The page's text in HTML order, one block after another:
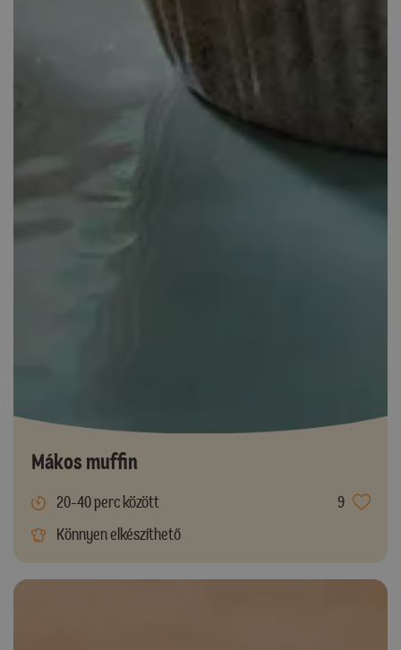
Mákos muffin
20-40 perc között
9
Könnyen elkészíthető